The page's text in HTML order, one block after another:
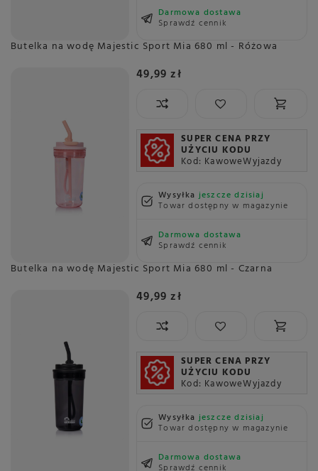
Darmowa dostawa
Sprawdź cennik
Butelka na wodę Majestic Sport Mia 680 ml - Różowa
49,99 zł
SUPER CENA PRZY
UŻYCIU KODU
Kod: KawoweWyjazdy
Wysyłkajeszcze dzisiaj
Towar dostępny w magazynie
Darmowa dostawa
Sprawdź cennik
Butelka na wodę Majestic Sport Mia 680 ml - Czarna
49,99 zł
SUPER CENA PRZY
UŻYCIU KODU
Kod: KawoweWyjazdy
Wysyłkajeszcze dzisiaj
Towar dostępny w magazynie
Darmowa dostawa
Sprawdź cennik